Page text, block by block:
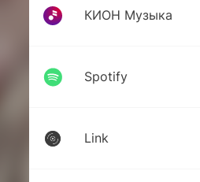
КИОН Музыка
Spotify
Link